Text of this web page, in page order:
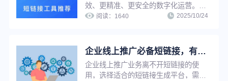
效、更精准、更安全的数字化运营。它
不仅能节省字符空间，更关键的是能追
全，是企业降本增效的实用工具。
阅读： 1640 2025/10/24
企业线上推广必备短链接，有什么专业好用性价比高的短链接生成工具？
企业线上推广业务离不开短链接的使
用，选择适合的短链接生成平台，需要